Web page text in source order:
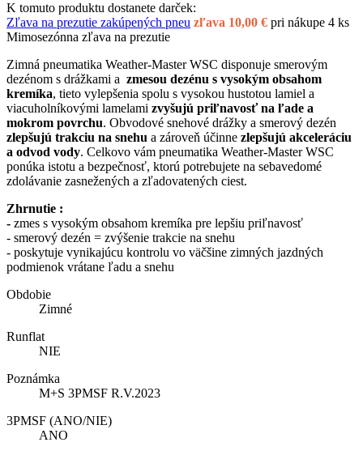
K tomuto produktu dostanete darček:
Zľava na prezutie zakúpených pneu zľava 10,00 € pri nákupe 4 ks
Mimosezónna zľava na prezutie
Zimná pneumatika Weather-Master WSC disponuje smerovým
dezénom s drážkami a zmesou dezénu s vysokým obsahom
kremíka, tieto vylepšenia spolu s vysokou hustotou lamiel a
viacuholníkovými lamelami zvyšujú priľnavosť na ľade a
mokrom povrchu. Obvodové snehové drážky a smerový dezén
zlepšujú trakciu na snehu a zároveň účinne zlepšujú akceleráciu
a odvod vody. Celkovo vám pneumatika Weather-Master WSC
ponúka istotu a bezpečnosť, ktorú potrebujete na sebavedomé
zdolávanie zasnežených a zľadovatených ciest.
Zhrnutie :
- zmes s vysokým obsahom kremíka pre lepšiu priľnavosť
- smerový dezén = zvýšenie trakcie na snehu
- poskytuje vynikajúcu kontrolu vo väčšine zimných jazdných
podmienok vrátane ľadu a snehu
Obdobie
Zimné
Runflat
NIE
Poznámka
M+S 3PMSF R.V.2023
3PMSF (ANO/NIE)
ANO